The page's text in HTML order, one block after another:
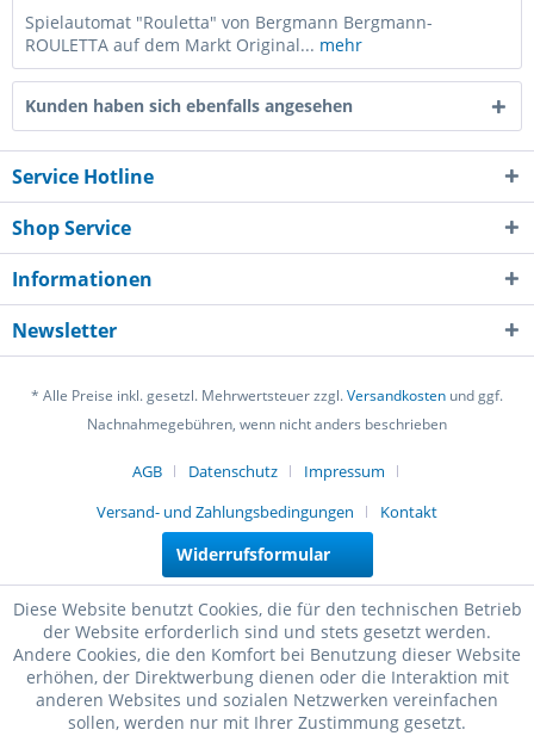
Spielautomat "Rouletta" von Bergmann Bergmann-
ROULETTA auf dem Markt Original... mehr
Kunden haben sich ebenfalls angesehen
Service Hotline
Shop Service
Informationen
Newsletter
* Alle Preise inkl. gesetzl. Mehrwertsteuer zzgl.Versandkosten und ggf.
Nachnahmegebühren, wenn nicht anders beschrieben
AGB Datenschutz
Impressum
Versand- und Zahlungsbedingungen
Kontakt
Widerrufsformular
Diese Website benutzt Cookies, die für den technischen Betrieb
der Website erforderlich sind und stets gesetzt werden.
Andere Cookies, die den Komfort bei Benutzung dieser Website
erhöhen, der Direktwerbung dienen oder die Interaktion mit
anderen Websites und sozialen Netzwerken vereinfachen
sollen, werden nur mit Ihrer Zustimmung gesetzt.